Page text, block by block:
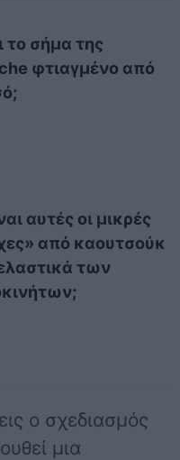
το σήμα της
φτιαγμένο από
αυτές οι μικρές
από καουτσούκ
των
ο σχεδιασμός
μια